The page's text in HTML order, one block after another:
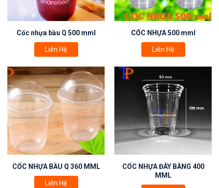
Cốc nhựa bầu Q 500 mml
Liên Hệ
CỐC NHỰA 500 mml
Liên Hệ
CỐC NHỰA BẦU Q 360 MML
Liên Hệ
CỐC NHỰA ĐÁY BẰNG 400
MML